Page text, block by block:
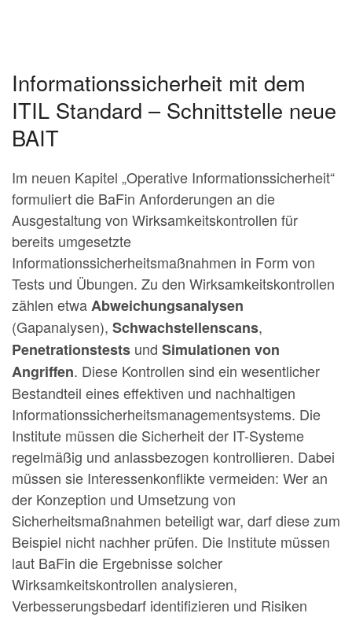
Informationssicherheit mit dem
ITIL Standard – Schnittstelle neue
BAIT
Im neuen Kapitel „Operative Informationssicherheit“
formuliert die BaFin Anforderungen an die
Ausgestaltung von Wirksamkeitskontrollen für
bereits umgesetzte
Informationssicherheitsmaßnahmen in Form von
Tests und Übungen. Zu den Wirksamkeitskontrollen
zählen etwaAbweichungsanalysen
(Gapanalysen), Schwachstellenscans,
Penetrationstests und Simulationen von
Angriffen. Diese Kontrollen sind ein wesentlicher
Bestandteil eines effektiven und nachhaltigen
Informationssicherheitsmanagementsystems. Die
Institute müssen die Sicherheit der IT-Systeme
regelmäßig und anlassbezogen kontrollieren. Dabei
müssen sie Interessenkonflikte vermeiden: Wer an
der Konzeption und Umsetzung von
Sicherheitsmaßnahmen beteiligt war, darf diese zum
Beispiel nicht nachher prüfen. Die Institute müssen
laut BaFin die Ergebnisse solcher
Wirksamkeitskontrollen analysieren,
Verbesserungsbedarf identifizieren und Risiken